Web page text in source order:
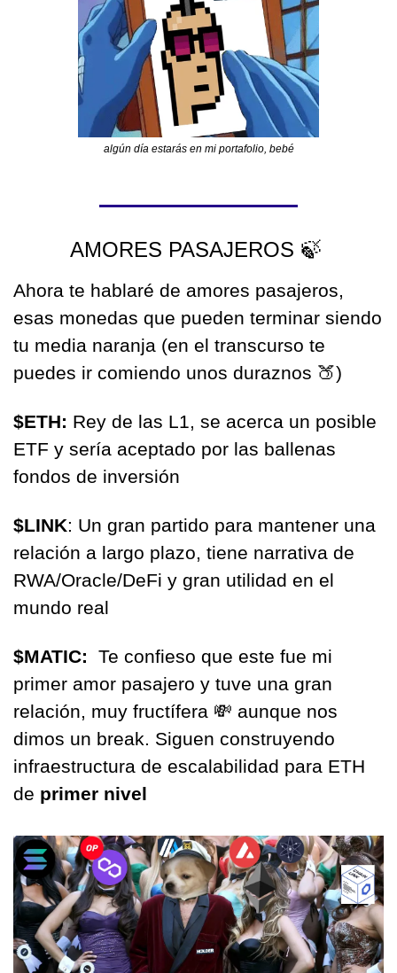
algún día estarás en mi portafolio, bebé
AMORES PASAJEROS 🍃
Ahora te hablaré de amores pasajeros,
esas monedas que pueden terminar siendo
tu media naranja (en el transcurso te
puedes ir comiendo unos duraznos 🍑)
$ETH: Rey de las L1, se acerca un posible
ETF y sería aceptado por las ballenas
fondos de inversión
$LINK: Un gran partido para mantener una
relación a largo plazo, tiene narrativa de
RWA/Oracle/DeFi y gran utilidad en el
mundo real
$MATIC:
Te confieso que este fue mi
primer amor pasajero y tuve una gran
relación, muy fructífera 💸 aunque nos
dimos un break. Siguen construyendo
infraestructura de escalabilidad para ETH
de primer nivel